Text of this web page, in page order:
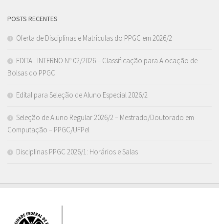
POSTS RECENTES
Oferta de Disciplinas e Matrículas do PPGC em 2026/2
EDITAL INTERNO Nº 02/2026 – Classificação para Alocação de
Bolsas do PPGC
Edital para Seleção de Aluno Especial 2026/2
Seleção de Aluno Regular 2026/2 – Mestrado/Doutorado em
Computação – PPGC/UFPel
Disciplinas PPGC 2026/1: Horários e Salas